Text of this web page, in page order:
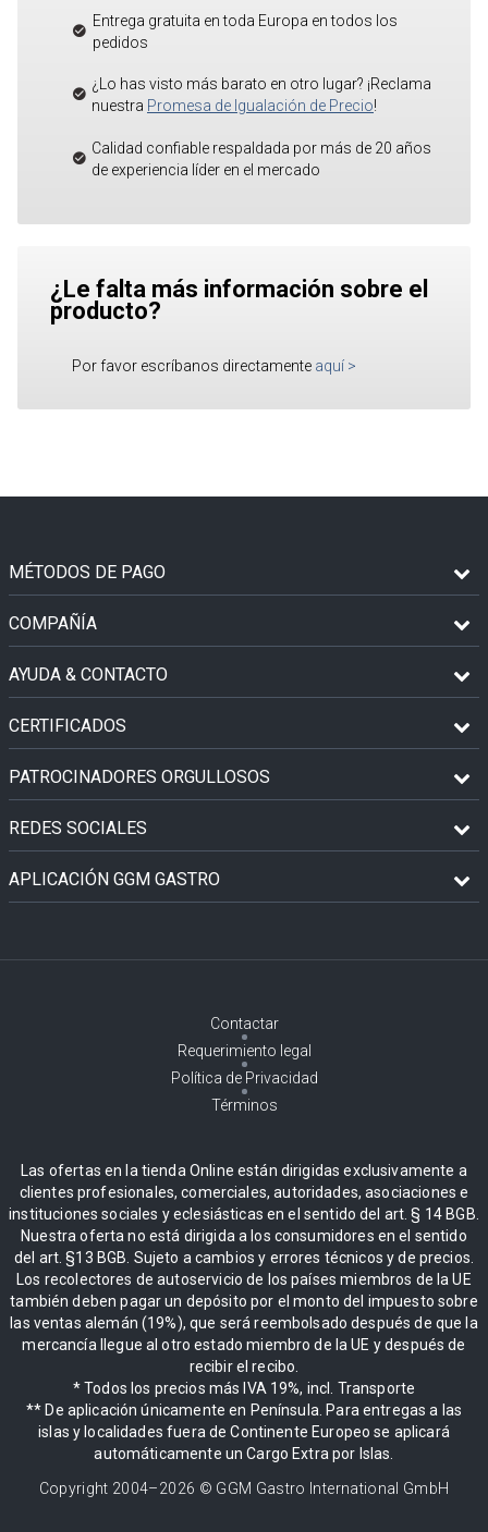
Entrega gratuita en toda Europa en todos los
pedidos
¿Lo has visto más barato en otro lugar? ¡Reclama
nuestra Promesa de Igualación de Precio!
Calidad confiable respaldada por más de 20 años
de experiencia líder en el mercado
¿Le falta más información sobre el
producto?
Por favor escríbanos directamente aquí >
MÉTODOS DE PAGO
COMPAÑÍA
AYUDA & CONTACTO
CERTIFICADOS
PATROCINADORES ORGULLOSOS
REDES SOCIALES
APLICACIÓN GGM GASTRO
Contactar
Requerimiento legal
Política de Privacidad
Términos
Las ofertas en la tienda Online están dirigidas exclusivamente a
clientes profesionales, comerciales, autoridades, asociaciones e
instituciones sociales y eclesiásticas en el sentido del art. § 14 BGB.
Nuestra oferta no está dirigida a los consumidores en el sentido
del art. §13 BGB. Sujeto a cambios y errores técnicos y de precios.
Los recolectores de autoservicio de los países miembros de la UE
también deben pagar un depósito por el monto del impuesto sobre
las ventas alemán (19%), que será reembolsado después de que la
mercancía llegue al otro estado miembro de la UE y después de
recibir el recibo.
* Todos los precios más IVA 19%, incl. Transporte
** De aplicación únicamente en Península. Para entregas a las
islas y localidades fuera de Continente Europeo se aplicará
automáticamente un Cargo Extra por Islas.
Copyright 2004–2026 © GGM Gastro International GmbH